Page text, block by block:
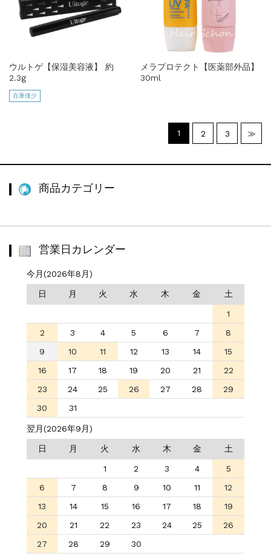
ウルトゲ【保湿美容液】 約
2.3g
在庫僅少
メラプロテクト【医薬部外品】
30ml
1 2 3 ≫
商品カテゴリー
営業日カレンダー
今月(2026年8月)
日 月 火 水 木 金 土
1
2
3 4 5 6 7
8
9
10 11 12 13 14
15
16
17 18 19 20 21
22
23
24 25 26 27 28
29
30
31
翌月(2026年9月)
日 月 火 水 木 金 土
1 2 3 4
5
6
7 8 9 10 11
12
13
14 15 16 17 18
19
20
21 22 23 24 25
26
27
28 29 30